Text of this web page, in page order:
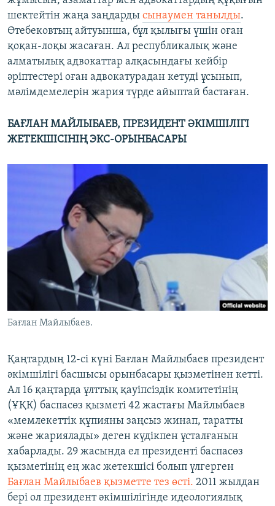
шектейтін жаңа заңдарды сынаумен танылды.
Өтебековтың айтуынша, бұл қылығы үшін оған
қоқан-лоқы жасаған. Ал республикалық және
алматылық адвокаттар алқасындағы кейбір
әріптестері оған адвокатурадан кетуді ұсынып,
мәлімдемелерін жария түрде айыптай бастаған.
БАҒЛАН МАЙЛЫБАЕВ, ПРЕЗИДЕНТ ӘКІМШІЛІГІ
ЖЕТЕКШІСІНІҢ ЭКС-ОРЫНБАСАРЫ
Бағлан Майлыбаев.
​Қаңтардың 12-сі күні Бағлан Майлыбаев президент
әкімшілігі басшысы орынбасары қызметінен кетті.
Ал 16 қаңтарда ұлттық қауіпсіздік комитетінің
(ҰҚК) баспасөз қызметі 42 жастағы Майлыбаев
«мемлекеттік құпияны заңсыз жинап, таратты
және жариялады» деген күдікпен ұсталғанын
хабарлады. 29 жасында ел президенті баспасөз
қызметінің ең жас жетекшісі болып үлгерген
Бағлан Майлыбаев қызметте тез өсті. 2011 жылдан
бері ол президент әкімшілігінде идеологиялық